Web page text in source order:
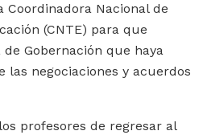
Nacional de
(CNTE) para que
Gobernación que haya
las negociaciones y acuerdos
profesores de regresar al